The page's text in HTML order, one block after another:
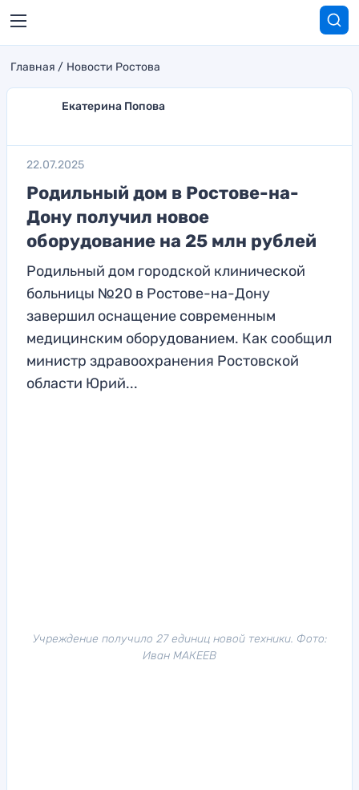
Главная Новости Ростова
Екатерина Попова
22.07.2025
Родильный дом в Ростове-на-
Дону получил новое
оборудование на 25 млн рублей
Родильный дом городской клинической
больницы №20 в Ростове-на-Дону
завершил оснащение современным
медицинским оборудованием. Как сообщил
министр здравоохранения Ростовской
области Юрий...
Учреждение получило 27 единиц новой техники. Фото:
Иван МАКЕЕВ